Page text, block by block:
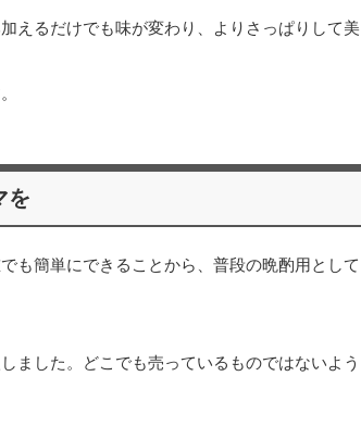
えるだけでも味が変わり、よりさっぱりして美
を
も簡単にできることから、普段の晩酌用として
ました。どこでも売っているものではないよう